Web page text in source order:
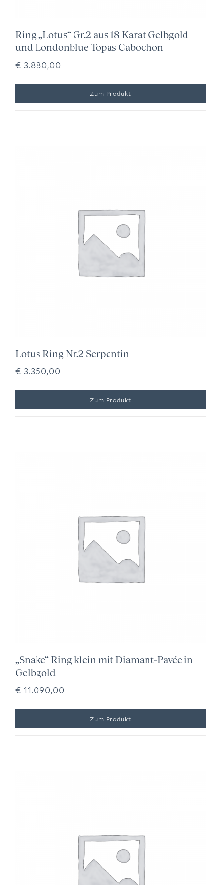
Ring „Lotus“ Gr.2 aus 18 Karat Gelbgold
und Londonblue Topas Cabochon
€ 3.880,00
Lotus Ring Nr.2 Serpentin
€ 3.350,00
„Snake“ Ring klein mit Diamant-Pavée in
Gelbgold
€ 11.090,00